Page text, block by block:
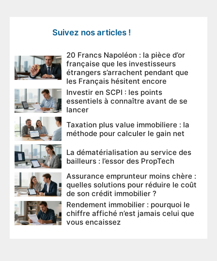
Suivez nos articles !
20 Francs Napoléon : la pièce d’or
française que les investisseurs
étrangers s’arrachent pendant que
les Français hésitent encore
Investir en SCPI : les points
essentiels à connaître avant de se
lancer
Taxation plus value immobiliere : la
méthode pour calculer le gain net
La dématérialisation au service des
bailleurs : l’essor des PropTech
Assurance emprunteur moins chère :
quelles solutions pour réduire le coût
de son crédit immobilier ?
Rendement immobilier : pourquoi le
chiffre affiché n’est jamais celui que
vous encaissez